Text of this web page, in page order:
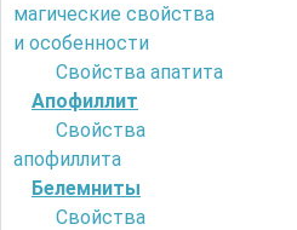
магические свойства
и особенности
Свойства апатита
Апофиллит
Свойства
апофиллита
Белемниты
Свойства